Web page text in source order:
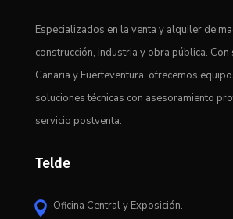
Especializados en la venta y alquiler de
construcción, industria y obra pública. Con
Canaria y Fuerteventura, ofrecemos
soluciones técnicas con asesoramiento
servicio postventa.
Telde
 Oficina Central y Exposición.